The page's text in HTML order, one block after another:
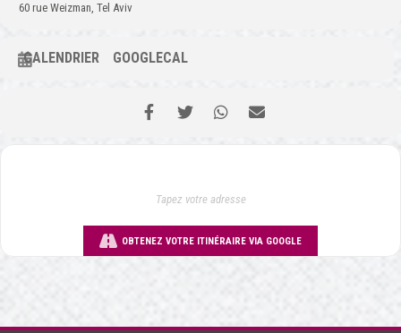
60 rue Weizman, Tel Aviv
CALENDRIER GOOGLECAL
OBTENEZ VOTRE ITINÉRAIRE VIA GOOGLE